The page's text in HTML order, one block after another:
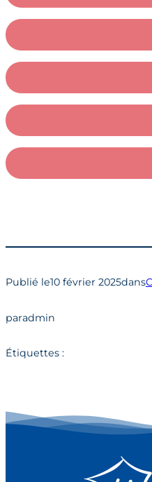
Publié le10 février 2025dans
paradmin
Étiquettes :